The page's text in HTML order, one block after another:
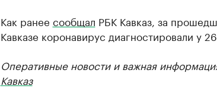
Как ранее сообщал РБК Кавказ, за
Кавказе коронавирус диагностировали у
Оперативные новости и важная
Кавказ